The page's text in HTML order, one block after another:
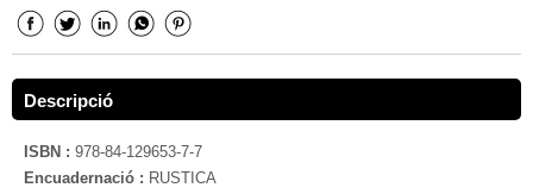
Descripció
ISBN : 978-84-129653-7-7
Encuadernació : RUSTICA